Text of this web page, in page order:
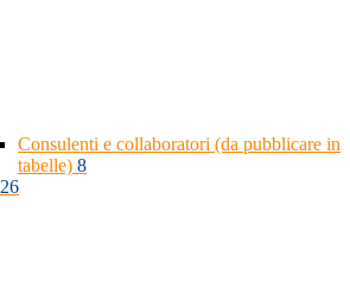
Consulenti e collaboratori (da pubblicare in
tabelle) 8
26